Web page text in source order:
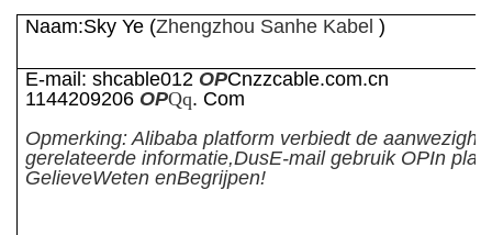
Naam:Sky Ye (Zhengzhou Sanhe Kabel )
E-mail: shcable012 OPCnzzcable.com.cn
1144209206 OPQq. Com
Opmerking: Alibaba platform verbiedt de
gerelateerde informatie,DusE-mail gebruik OPIn
GelieveWeten enBegrijpen!